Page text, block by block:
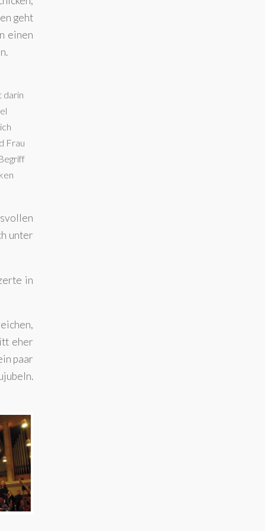
geht
einen
darin
Frau
unter
in
eher
paar